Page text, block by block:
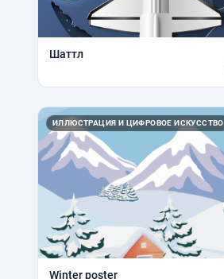
Шаттл
ИЛЛЮСТРАЦИЯ И ЦИФРОВОЕ ИСКУССТВО
Winter poster